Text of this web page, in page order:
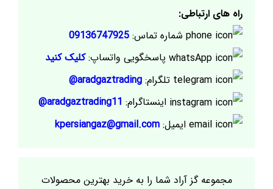
راه های ارتباطی:
شماره تماس: 09136747925
پاسخگویی واتساپ:کلیک کنید
تلگرام: aradgaztrading@
اینستاگرام: aradgaztrading11@
ایمیل: kpersiangaz@gmail.com
مجموعه گز آراد شما را به خرید بهترین محصولات